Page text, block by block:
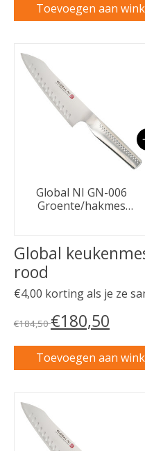
Toevoegen aan
Carrousel van
Global NI GN-006
Groente/hakmes
Global
rood
€4,00 korting als je ze
€184,50€180,50
Toevoegen aan
Carrousel van